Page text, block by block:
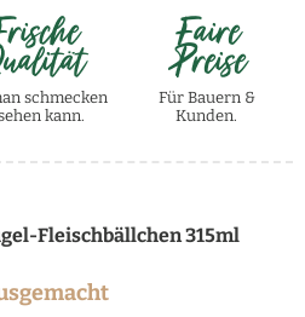
schmecken
kann.
Faire
Preise
Für Bauern &
Kunden.
Fleischbällchen 315ml